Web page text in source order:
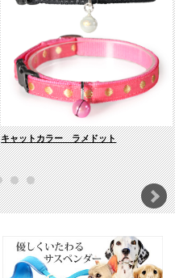
レッド × ネイビー
キャットカラー ラメドット